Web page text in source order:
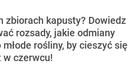
zbiorach kapusty? Dowiedz
rozsady, jakie odmiany
rośliny, by cieszyć się
czerwcu!